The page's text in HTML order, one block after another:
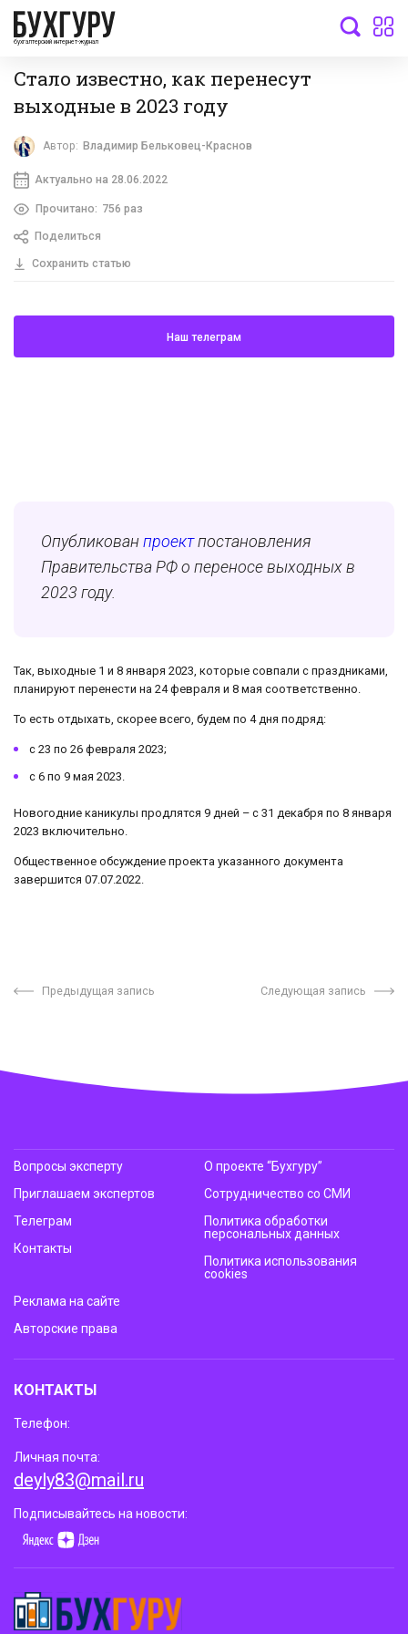
бухгалтерский интернет-журнал
Стало известно, как перенесут
выходные в 2023 году
Автор: Владимир Бельковец-Краснов
Актуально на 28.06.2022
Прочитано: 756 раз
Поделиться
Сохранить статью
Наш телеграм
Опубликован проектпостановления
Правительства РФ о переносе выходных в
2023 году.
Так, выходные 1 и 8 января 2023, которые совпали с праздниками,
планируют перенести на 24 февраля и 8 мая соответственно.
То есть отдыхать, скорее всего, будем по 4 дня подряд:
с 23 по 26 февраля 2023;
с 6 по 9 мая 2023.
Новогодние каникулы продлятся 9 дней – с 31 декабря по 8 января
2023 включительно.
Общественное обсуждение проекта указанного документа
завершится 07.07.2022.
Предыдущая запись Следующая запись
Вопросы эксперту
Приглашаем экспертов
Телеграм
Контакты
О проекте “Бухгуру”
Сотрудничество со СМИ
Политика обработки
персональных данных
Политика использования
cookies
Реклама на сайте
Авторские права
КОНТАКТЫ
Телефон:
Личная почта:
deyly83@mail.ru
Подписывайтесь на новости: